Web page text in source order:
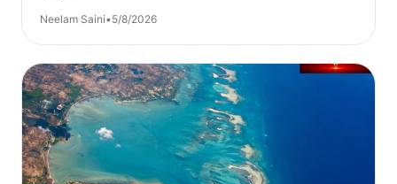
Neelam Saini•5/8/2026